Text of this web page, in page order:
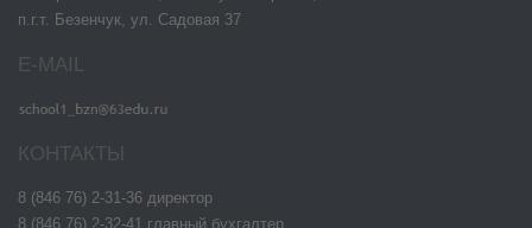
п.г.т. Безенчук, ул. Садовая 37
E-MAIL
КОНТАКТЫ
8 (846 76) 2-31-36 директор
8 (846 76) 2-32-41 главный бухгалтер